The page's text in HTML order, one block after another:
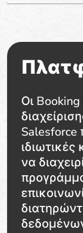
Οι
Salesforce
ιδιωτικές
να